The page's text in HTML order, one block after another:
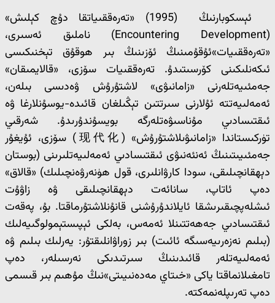
ئېسكوبارنىڭ (1995) «تەرەققىياتقا دۇچ كېلىش»
(Encountering Development) ناملىق ئەسىرى،
«تەرەققىيات»ئۇقۇمىنىڭ ئۆزىنىڭ بىر ھوقۇق تېخنىكىسى
ئىكەنلىكىنى كۆرسىتىدۇ. تەرەققىيات سۆزى، «قالايمىقان»
جەمئىيەتلەرنى «زامانىۋى» لاشتۇرۇش ۋەدىسى بىلەن،
ئەمەلىيەتتە ئۇلارنى سىرتتىن تېڭىلغان قائىدە-يوسۇنلارغا ۋە
ئىقتىسادىي مۇناسىۋەتلەرگە بويسۇندۇرىدۇ. شەرقىي
تۈركىستاندا «زامانىۋىلاشتۇرۇش» (现代化) سۆزى، ئۇيغۇر
جەمئىيىتىنىڭ ئەنئەنىۋى ئىقتىسادىي ئەمەلىيەتلىرىنى (بوستان
دېھقانچىلىقى، سودا كارۋانلىرى، قول ھۈنەرۋەنچىلىك) «قالاق»
دەپ ئاتاپ، سانائەت دېھقانچىلىقى ۋە زاۋۇت
ئىشلەپچىقىرىشقا ئايلاندۇرۇشنى قانۇنلاشتۇرماقتا. بۇ، پەقەت
ئىقتىسادىي جەھەتتىنلا ئەمەس، بەلكى ئېپىستېمولوگىيەلىك
(بىلىم نەزەرىيەسىگە ئائىت) بىر زوراۋانلىقتۇر: يەرلىك بىلىم ۋە
ئەمەلىيەتلەر قائىدىنىڭ سىرتىدىكى نەرسىلەر، دەپ
تامغىلانماقتا ياكى «خىتاي مەدەنىيىتى»نىڭ مۇھىم بىر قىسمى
دەپ تەرىپلەنمەكتە.